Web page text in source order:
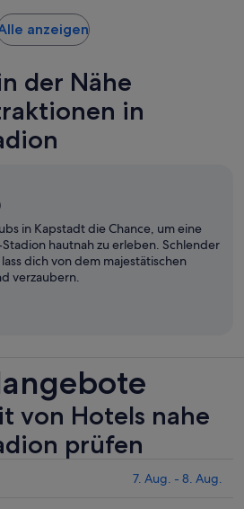
anzeigenWird
neuen
geöffnet
der Nähe
in
in Kapstadt die Chance, um eine
hautnah zu erleben. Schlender
dich von dem majestätischen
verzaubern.
von Hotels nahe
prüfen
7. Aug. - 8. Aug.